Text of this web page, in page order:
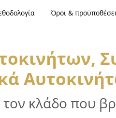
Όροι &
τον κλάδο που